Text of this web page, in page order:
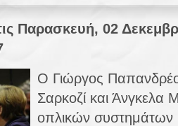
Παρασκευή, 02
Ο Γιώργος
Σαρκοζί και Άνγκελα
οπλικών